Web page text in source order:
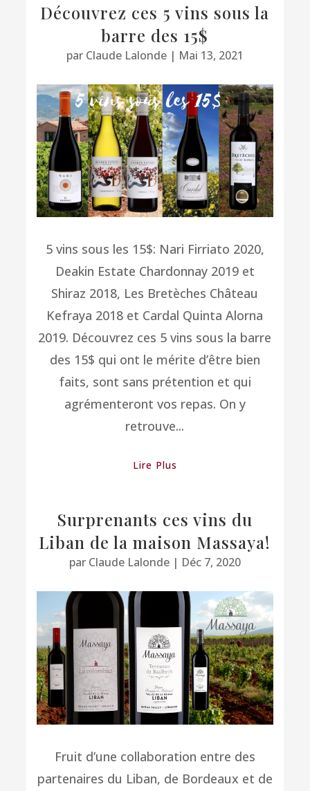
Découvrez ces 5 vins sous la
barre des 15$
par Claude Lalonde| Mai 13, 2021
5 vins sous les 15$: Nari Firriato 2020,
Deakin Estate Chardonnay 2019 et
Shiraz 2018, Les Bretèches Château
Kefraya 2018 et Cardal Quinta Alorna
2019. Découvrez ces 5 vins sous la barre
des 15$ qui ont le mérite d’être bien
faits, sont sans prétention et qui
agrémenteront vos repas. On y
retrouve...
Lire Plus
Surprenants ces vins du
Liban de la maison Massaya!
par Claude Lalonde| Déc 7, 2020
Fruit d’une collaboration entre des
partenaires du Liban, de Bordeaux et de